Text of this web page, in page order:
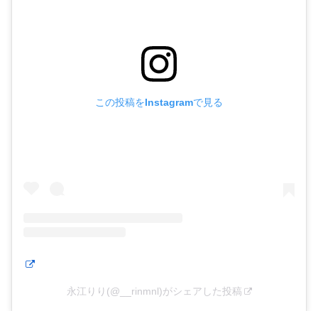
この投稿をInstagramで見る
永江りり(@__rinmnl)がシェアした投稿